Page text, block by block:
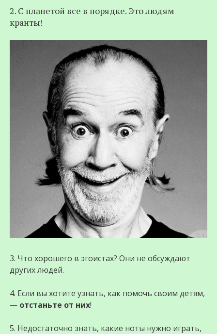
2. С планетой все в порядке. Это людям
кранты!
3. Что хорошего в эгоистах? Они не обсуждают
других людей.
4. Если вы хотите узнать, как помочь своим детям,
— отстаньте от них!
5. Недостаточно знать, какие ноты нужно играть,